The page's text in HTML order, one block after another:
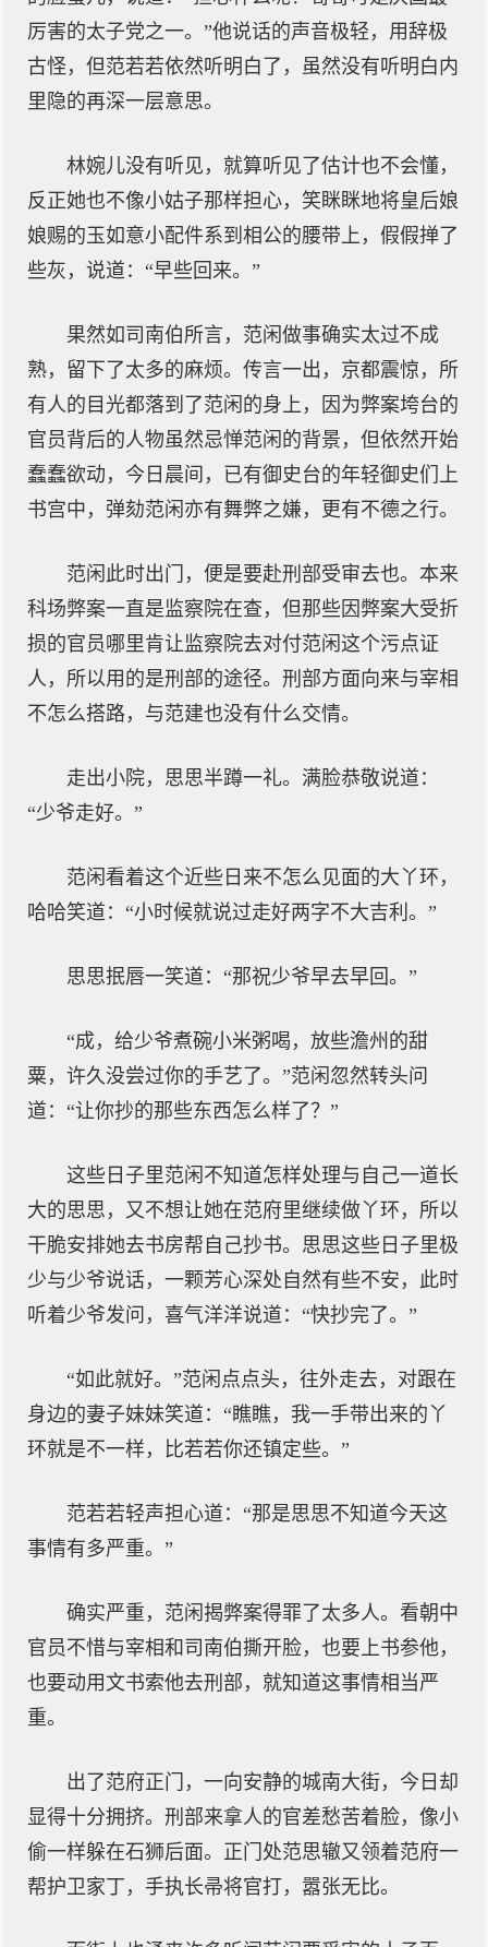
厉害的太子党之一。”他说话的声音极轻，用辞极
古怪，但范若若依然听明白了，虽然没有听明白内
里隐的再深一层意思。
林婉儿没有听见，就算听见了估计也不会懂，
反正她也不像小姑子那样担心，笑眯眯地将皇后娘
娘赐的玉如意小配件系到相公的腰带上，假假掸了
些灰，说道：“早些回来。”
果然如司南伯所言，范闲做事确实太过不成
熟，留下了太多的麻烦。传言一出，京都震惊，所
有人的目光都落到了范闲的身上，因为弊案垮台的
官员背后的人物虽然忌惮范闲的背景，但依然开始
蠢蠢欲动，今日晨间，已有御史台的年轻御史们上
书宫中，弹劾范闲亦有舞弊之嫌，更有不德之行。
范闲此时出门，便是要赴刑部受审去也。本来
科场弊案一直是监察院在查，但那些因弊案大受折
损的官员哪里肯让监察院去对付范闲这个污点证
人，所以用的是刑部的途径。刑部方面向来与宰相
不怎么搭路，与范建也没有什么交情。
走出小院，思思半蹲一礼。满脸恭敬说道：
“少爷走好。”
范闲看着这个近些日来不怎么见面的大丫环，
哈哈笑道：“小时候就说过走好两字不大吉利。”
思思抿唇一笑道：“那祝少爷早去早回。”
“成，给少爷煮碗小米粥喝，放些澹州的甜
粟，许久没尝过你的手艺了。”范闲忽然转头问
道：“让你抄的那些东西怎么样了？”
这些日子里范闲不知道怎样处理与自己一道长
大的思思，又不想让她在范府里继续做丫环，所以
干脆安排她去书房帮自己抄书。思思这些日子里极
少与少爷说话，一颗芳心深处自然有些不安，此时
听着少爷发问，喜气洋洋说道：“快抄完了。”
“如此就好。”范闲点点头，往外走去，对跟在
身边的妻子妹妹笑道：“瞧瞧，我一手带出来的丫
环就是不一样，比若若你还镇定些。”
范若若轻声担心道：“那是思思不知道今天这
事情有多严重。”
确实严重，范闲揭弊案得罪了太多人。看朝中
官员不惜与宰相和司南伯撕开脸，也要上书参他，
也要动用文书索他去刑部，就知道这事情相当严
重。
出了范府正门，一向安静的城南大街，今日却
显得十分拥挤。刑部来拿人的官差愁苦着脸，像小
偷一样躲在石狮后面。正门处范思辙又领着范府一
帮护卫家丁，手执长帚将官打，嚣张无比。